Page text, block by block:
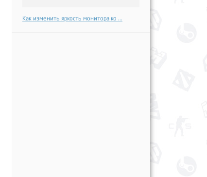
Как изменить яркость монитора ко ...